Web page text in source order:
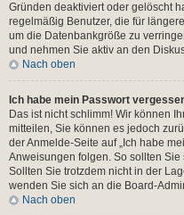
Gründen deaktiviert oder gelöscht
regelmäßig Benutzer, die für
um die Datenbankgröße zu
und nehmen Sie aktiv an den
Nach oben
Ich habe mein Passwort
Das ist nicht schlimm! Wir können
mitteilen, Sie können es jedoch
der Anmelde-Seite auf „Ich habe
Anweisungen folgen. So sollten
Sollten Sie trotzdem nicht in der
wenden Sie sich an die Board-
Nach oben